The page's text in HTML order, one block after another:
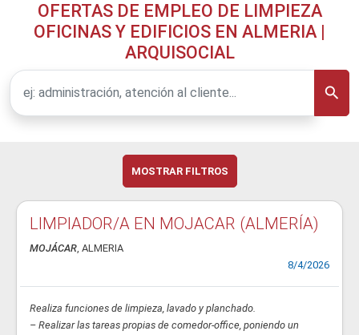
OFERTAS DE EMPLEO DE LIMPIEZA
OFICINAS Y EDIFICIOS EN ALMERIA |
ARQUISOCIAL
MOSTRAR FILTROS
LIMPIADOR/A EN MOJACAR (ALMERÍA)
MOJÁCAR, ALMERIA
8/4/2026
Realiza funciones de limpieza, lavado y planchado.
– Realizar las tareas propias de comedor-office, poniendo un